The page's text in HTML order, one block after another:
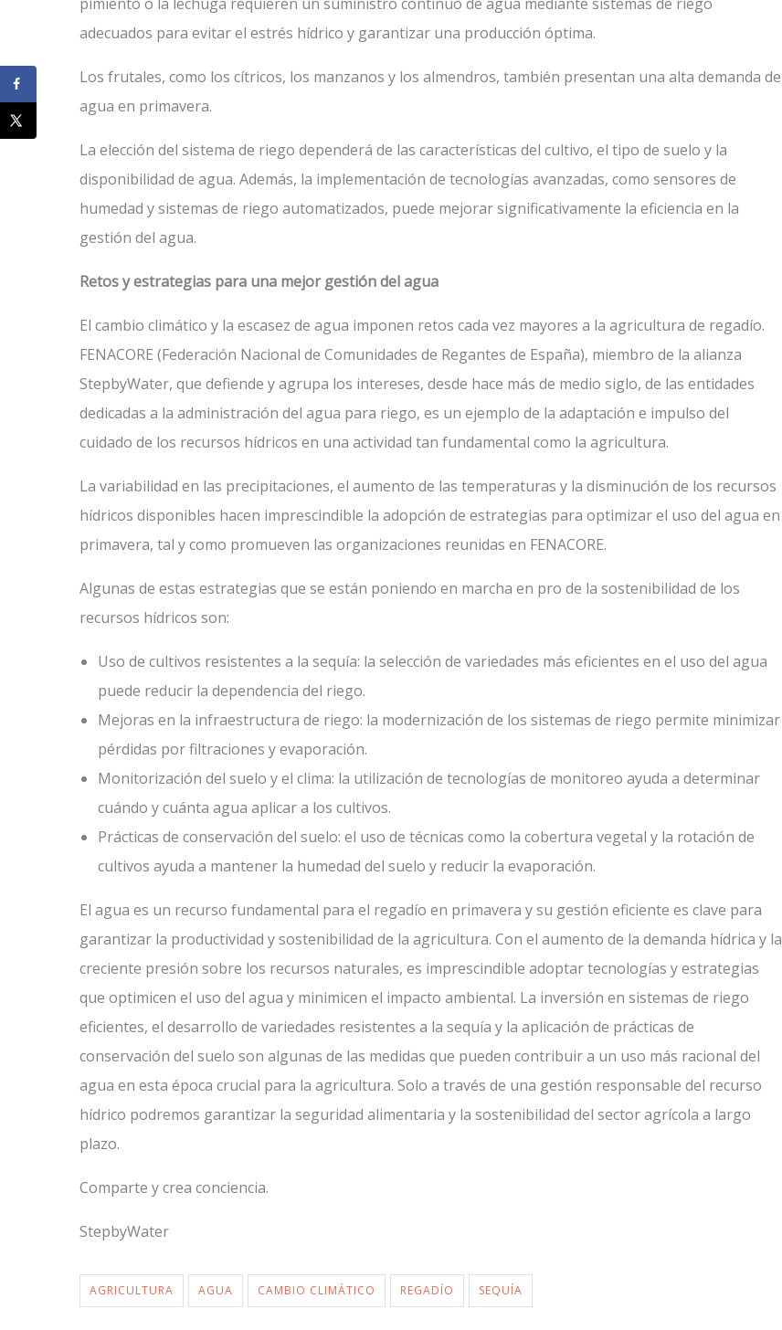
adecuados para evitar el estrés hídrico y garantizar una producción óptima.
Los frutales, como los cítricos, los manzanos y los almendros, también presentan una alta demanda de
agua en primavera.
La elección del sistema de riego dependerá de las características del cultivo, el tipo de suelo y la
disponibilidad de agua. Además, la implementación de tecnologías avanzadas, como sensores de
humedad y sistemas de riego automatizados, puede mejorar significativamente la eficiencia en la
gestión del agua.
Retos y estrategias para una mejor gestión del agua
El cambio climático y la escasez de agua imponen retos cada vez mayores a la agricultura de regadío.
FENACORE (Federación Nacional de Comunidades de Regantes de España), miembro de la alianza
StepbyWater, que defiende y agrupa los intereses, desde hace más de medio siglo, de las entidades
dedicadas a la administración del agua para riego, es un ejemplo de la adaptación e impulso del
cuidado de los recursos hídricos en una actividad tan fundamental como la agricultura.
La variabilidad en las precipitaciones, el aumento de las temperaturas y la disminución de los recursos
hídricos disponibles hacen imprescindible la adopción de estrategias para optimizar el uso del agua en
primavera, tal y como promueven las organizaciones reunidas en FENACORE.
Algunas de estas estrategias que se están poniendo en marcha en pro de la sostenibilidad de los
recursos hídricos son:
Uso de cultivos resistentes a la sequía: la selección de variedades más eficientes en el uso del agua
puede reducir la dependencia del riego.
Mejoras en la infraestructura de riego: la modernización de los sistemas de riego permite minimizar
pérdidas por filtraciones y evaporación.
Monitorización del suelo y el clima: la utilización de tecnologías de monitoreo ayuda a determinar
cuándo y cuánta agua aplicar a los cultivos.
Prácticas de conservación del suelo: el uso de técnicas como la cobertura vegetal y la rotación de
cultivos ayuda a mantener la humedad del suelo y reducir la evaporación.
El agua es un recurso fundamental para el regadío en primavera y su gestión eficiente es clave para
garantizar la productividad y sostenibilidad de la agricultura. Con el aumento de la demanda hídrica y la
creciente presión sobre los recursos naturales, es imprescindible adoptar tecnologías y estrategias
que optimicen el uso del agua y minimicen el impacto ambiental. La inversión en sistemas de riego
eficientes, el desarrollo de variedades resistentes a la sequía y la aplicación de prácticas de
conservación del suelo son algunas de las medidas que pueden contribuir a un uso más racional del
agua en esta época crucial para la agricultura. Solo a través de una gestión responsable del recurso
hídrico podremos garantizar la seguridad alimentaria y la sostenibilidad del sector agrícola a largo
plazo.
Comparte y crea conciencia.
StepbyWater
AGRICULTURA AGUA CAMBIO CLIMÁTICO REGADÍO SEQUÍA